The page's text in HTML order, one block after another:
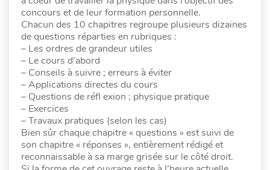
concours et de leur formation personnelle.
Chacun des 10 chapitres regroupe plusieurs dizaines
de questions réparties en rubriques :
– Les ordres de grandeur utiles
– Le cours d’abord
– Conseils à suivre ; erreurs à éviter
– Applications directes du cours
– Questions de réfl exion ; physique pratique
– Exercices
– Travaux pratiques (selon les cas)
Bien sûr chaque chapitre « questions » est suivi de
son chapitre « réponses », entièrement rédigé et
reconnaissable à sa marge grisée sur le côté droit.